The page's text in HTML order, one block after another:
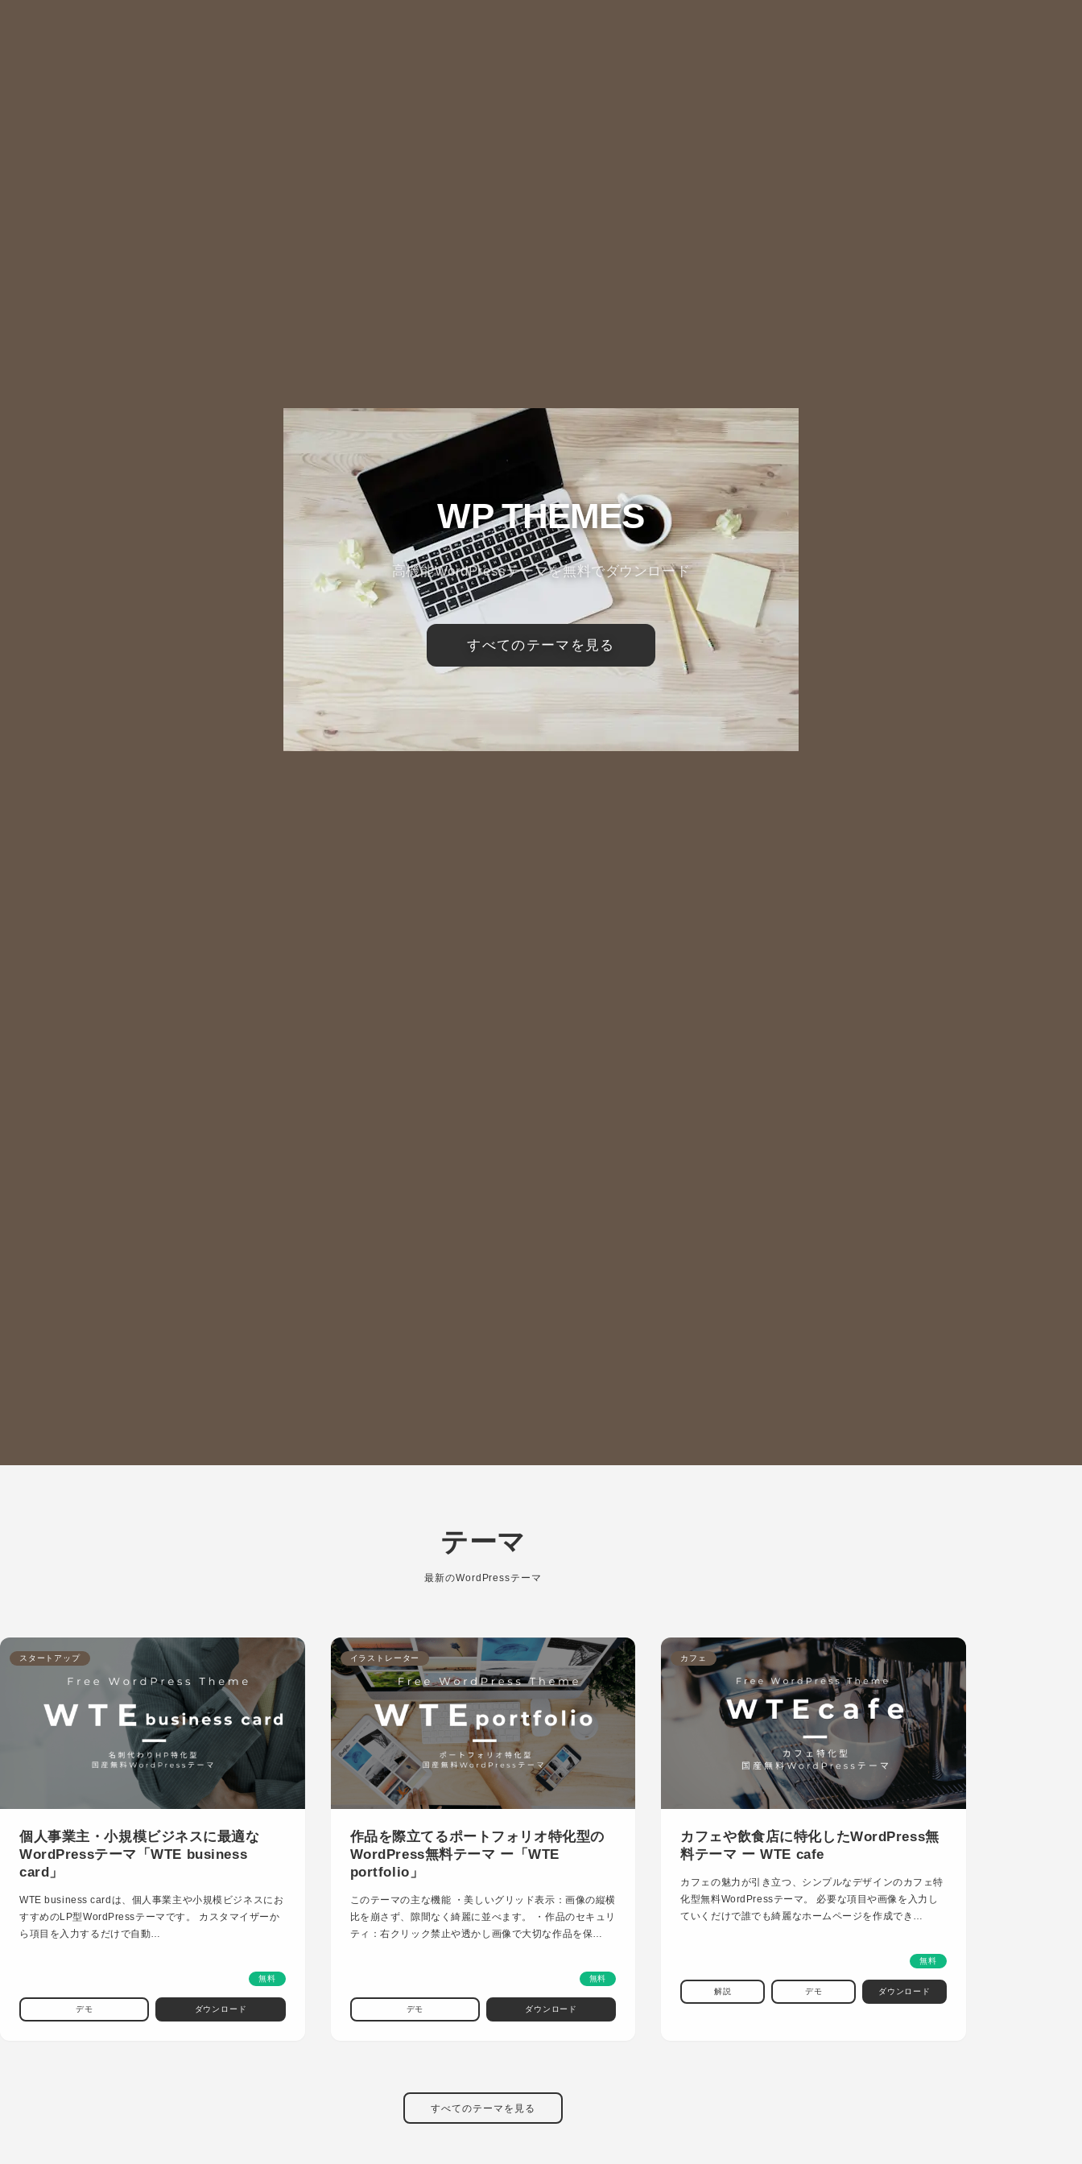
WP THEMES
高機能WordPressテーマを無料でダウンロード
すべてのテーマを見る
テーマ
最新のWordPressテーマ
スタートアップ
個人事業主・小規模ビジネスに最適な
WordPressテーマ「WTE business
card」
WTE business cardは、個人事業主や小規模ビジネスにお
すすめのLP型WordPressテーマです。 カスタマイザーか
ら項目を入力するだけで自動…
無料
デモ ダウンロード
イラストレーター
作品を際立てるポートフォリオ特化型の
WordPress無料テーマ ー「WTE
portfolio」
このテーマの主な機能 ・美しいグリッド表示：画像の縦横
比を崩さず、隙間なく綺麗に並べます。 ・作品のセキュリ
ティ：右クリック禁止や透かし画像で大切な作品を保…
無料
デモ ダウンロード
カフェ
カフェや飲食店に特化したWordPress無
料テーマ ー WTE cafe
カフェの魅力が引き立つ、シンプルなデザインのカフェ特
化型無料WordPressテーマ。 必要な項目や画像を入力し
ていくだけで誰でも綺麗なホームページを作成でき…
無料
解説 デモ ダウンロード
すべてのテーマを見る